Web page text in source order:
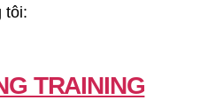
tôi:
TRAINING